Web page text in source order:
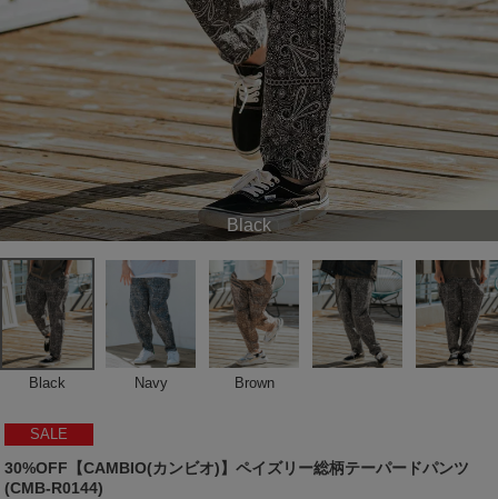
Black
Black Navy Brown
SALE
30%OFF【CAMBIO(カンビオ)】ペイズリー総柄テーパードパンツ
(CMB-R0144)